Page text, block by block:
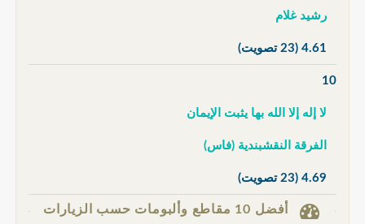
رشيد غلام
4.61 (23 تصويت)
10
لا إله إلا الله بها يثبت الإيمان
الفرقة النقشبندية (فاس)
4.69 (23 تصويت)
أفضل 10 مقاطع وألبومات حسب الزيارات